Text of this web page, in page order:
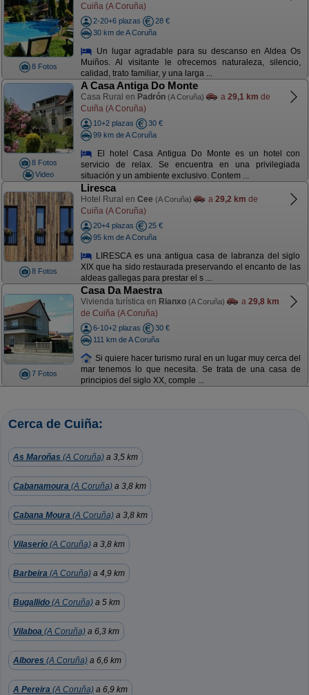
8 Fotos
Cuiña (A Coruña)
2-20+6 plazas
28 €
30 km de A Coruña
Un lugar agradable para su descanso en Aldea Os
Muiños. Al visitante le ofrecemos naturaleza, silencio,
calidad, trato familiar, y una larga ...
8 Fotos
Video
A Casa Antiga Do Monte
Casa Rural en Padrón (A Coruña) a 29,1 km de
Cuiña (A Coruña)
10+2 plazas
30 €
99 km de A Coruña
El hotel Casa Antigua Do Monte es un hotel con
servicio de relax. Se encuentra en una privilegiada
situación y un ambiente exclusivo. Contem ...
8 Fotos
Liresca
Hotel Rural en Cee (A Coruña) a 29,2 km de
Cuiña (A Coruña)
20+4 plazas
25 €
95 km de A Coruña
LIRESCA es una antigua casa de labranza del siglo
XIX que ha sido restaurada preservando el encanto de las
aldeas gallegas para prestar el s ...
7 Fotos
Casa Da Maestra
Vivienda turística en Rianxo (A Coruña) a 29,8 km
de Cuiña (A Coruña)
6-10+2 plazas
30 €
111 km de A Coruña
Si quiere hacer turismo rural en un lugar muy cerca del
mar tenemos lo que necesita. Se trata de una casa de
principios del siglo XX, comple ...
Cerca de Cuiña:
As Maroñas (A Coruña) a 3,5 km
Cabanamoura (A Coruña) a 3,8 km
Cabana Moura (A Coruña) a 3,8 km
Vilaserío (A Coruña) a 3,8 km
Barbeira (A Coruña) a 4,9 km
Bugallido (A Coruña) a 5 km
Vilaboa (A Coruña) a 6,3 km
Albores (A Coruña) a 6,6 km
A Pereira (A Coruña) a 6,9 km